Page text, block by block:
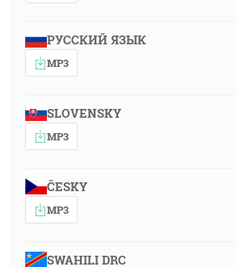
РУССКИЙ ЯЗЫК
MP3
SLOVENSKY
MP3
ČESKY
MP3
SWAHILI DRC